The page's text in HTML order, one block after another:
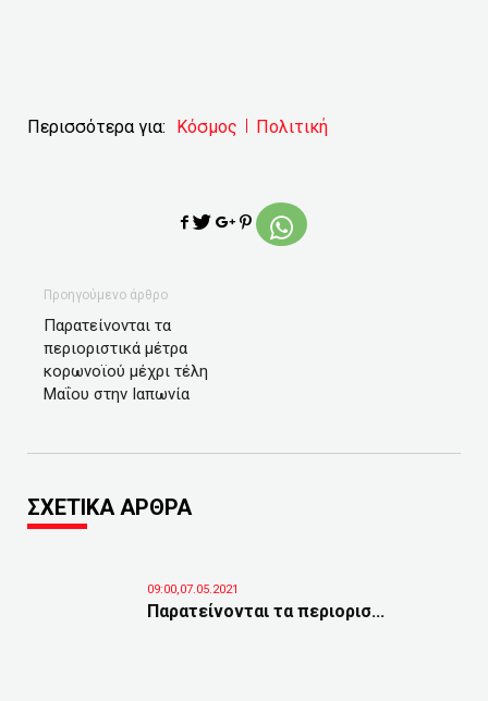
Περισσότερα για: Κόσμος Πολιτική
Προηγούμενο άρθρο
Παρατείνονται τα
περιοριστικά μέτρα
κορωνοϊού μέχρι τέλη
Μαΐου στην Ιαπωνία
ΣΧΕΤΙΚΑ ΑΡΘΡΑ
09:00,07.05.2021
Παρατείνονται τα περιορισ...